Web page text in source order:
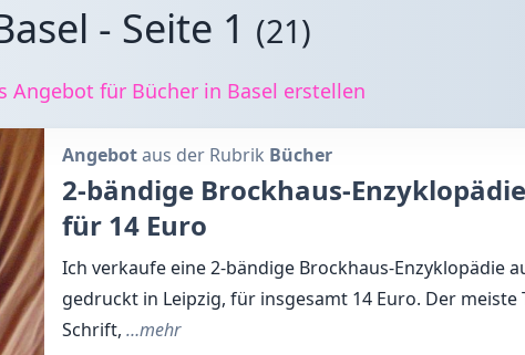
- Seite 1 (21)
Angebot für Bücher in Basel erstellen
Angebotaus der Rubrik Bücher
2-bändige Brockhaus-
für 14 Euro
Ich verkaufe eine 2-bändige Brockhaus-Enzyklopädie
gedruckt in Leipzig, für insgesamt 14 Euro. Der meiste
Schrift, …mehr